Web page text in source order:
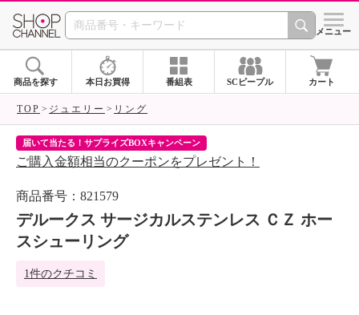
SHOP CHANNEL シメニュー
商品を探す 本日お買得 番組表 SCピープル カート
TOP ジュエリー リング
届いて当たる！サプライズBOXキャンペーン
ご購入金額相当のクーポンをプレゼント！
商品番号：821579
デルークス サージカルステンレス ＣＺ ホー
スシューリング
1件のクチコミ